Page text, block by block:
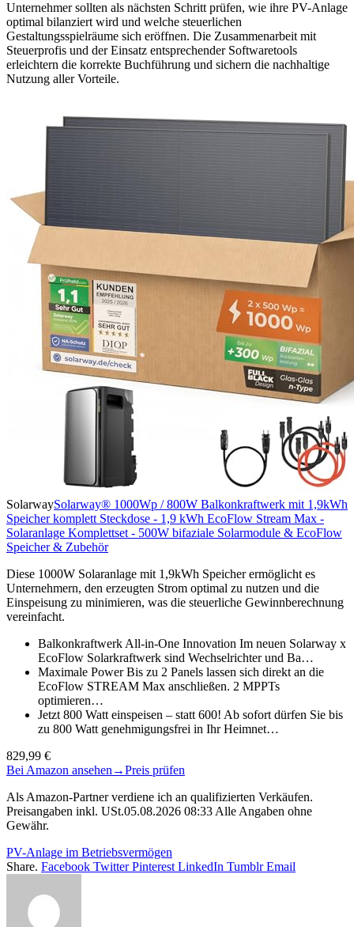
Unternehmer sollten als nächsten Schritt prüfen, wie ihre PV-Anlage
optimal bilanziert wird und welche steuerlichen
Gestaltungsspielräume sich eröffnen. Die Zusammenarbeit mit
Steuerprofis und der Einsatz entsprechender Softwaretools
erleichtern die korrekte Buchführung und sichern die nachhaltige
Nutzung aller Vorteile.
SolarwaySolarway® 1000Wp / 800W Balkonkraftwerk mit 1,9kWh
Speicher komplett Steckdose - 1,9 kWh EcoFlow Stream Max -
Solaranlage Komplettset - 500W bifaziale Solarmodule & EcoFlow
Speicher & Zubehör
Diese 1000W Solaranlage mit 1,9kWh Speicher ermöglicht es
Unternehmern, den erzeugten Strom optimal zu nutzen und die
Einspeisung zu minimieren, was die steuerliche Gewinnberechnung
vereinfacht.
Balkonkraftwerk All-in-One Innovation Im neuen Solarway x
EcoFlow Solarkraftwerk sind Wechselrichter und Ba…
Maximale Power Bis zu 2 Panels lassen sich direkt an die
EcoFlow STREAM Max anschließen. 2 MPPTs
optimieren…
Jetzt 800 Watt einspeisen – statt 600! Ab sofort dürfen Sie bis
zu 800 Watt genehmigungsfrei in Ihr Heimnet…
829,99 €
Bei Amazon ansehen →Preis prüfen
Als Amazon-Partner verdiene ich an qualifizierten Verkäufen.
Preisangaben inkl. USt.05.08.2026 08:33 Alle Angaben ohne
Gewähr.
PV-Anlage im Betriebsvermögen
Share. Facebook Twitter Pinterest LinkedIn Tumblr Email